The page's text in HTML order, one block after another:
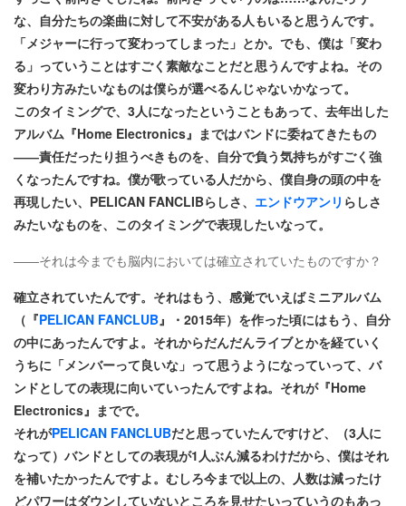
な、自分たちの楽曲に対して不安がある人もいると思うんです。
「メジャーに行って変わってしまった」とか。でも、僕は「変わ
る」っていうことはすごく素敵なことだと思うんですよね。その
変わり方みたいなものは僕らが選べるんじゃないかなって。
このタイミングで、3人になったということもあって、去年出した
アルバム『Home Electronics』まではバンドに委ねてきたもの
――責任だったり担うべきものを、自分で負う気持ちがすごく強
くなったんですね。僕が歌っている人だから、僕自身の頭の中を
再現したい、PELICAN FANCLIBらしさ、 エンドウアンリ らしさ
みたいなものを、このタイミングで表現したいなって。
――それは今までも脳内においては確立されていたものですか？
確立されていたんです。それはもう、感覚でいえばミニアルバム
（『PELICAN FANCLUB』・2015年）を作った頃にはもう、自分
の中にあったんですよ。それからだんだんライブとかを経ていく
うちに「メンバーって良いな」って思うようになっていって、バ
ンドとしての表現に向いていったんですよね。それが『Home
Electronics』までで。
それがPELICAN FANCLUBだと思っていたんですけど、（3人に
なって）バンドとしての表現が1人ぶん減るわけだから、僕はそれ
を補いたかったんですよ。むしろ今まで以上の、人数は減ったけ
どパワーはダウンしていないところを見せたいっていうのもあっ